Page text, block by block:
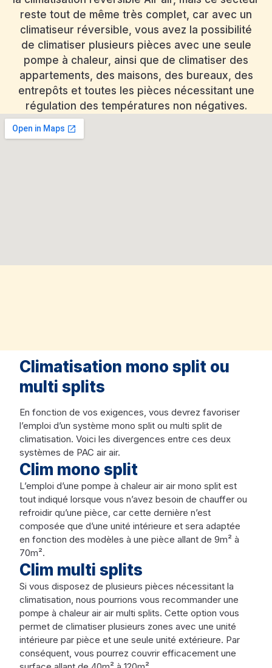
reste tout de même très complet, car avec un
climatiseur réversible, vous avez la possibilité
de climatiser plusieurs pièces avec une seule
pompe à chaleur, ainsi que de climatiser des
appartements, des maisons, des bureaux, des
entrepôts et toutes les pièces nécessitant une
régulation des températures non négatives.
Climatisation mono split ou
multi splits
En fonction de vos exigences, vous devrez favoriser
l’emploi d’un système mono split ou multi split de
climatisation. Voici les divergences entre ces deux
systèmes de PAC air air.
Clim mono split
L’emploi d’une pompe à chaleur air air mono split est
tout indiqué lorsque vous n’avez besoin de chauffer ou
refroidir qu’une pièce, car cette dernière n’est
composée que d’une unité intérieure et sera adaptée
en fonction des modèles à une pièce allant de 9m² à
70m².
Clim multi splits
Si vous disposez de plusieurs pièces nécessitant la
climatisation, nous pourrions vous recommander une
pompe à chaleur air air multi splits. Cette option vous
permet de climatiser plusieurs zones avec une unité
intérieure par pièce et une seule unité extérieure. Par
conséquent, vous pourrez couvrir efficacement une